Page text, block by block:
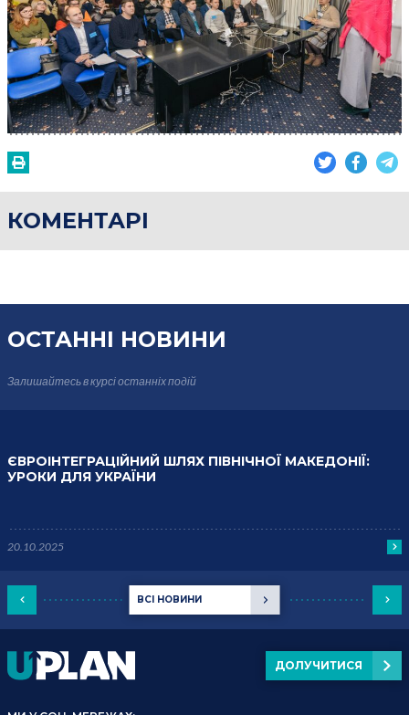
КОМЕНТАРІ
ОСТАННІ НОВИНИ
Залишайтесь в курсіостанніх подій
ВСІ НОВИНИ
ЄВРОІНТЕГРАЦІЙНИЙ ШЛЯХ ПІВНІЧНОЇ МАКЕДОНІЇ:
УРОКИ ДЛЯ УКРАЇНИ
20.10.2025
ДОЛУЧИТИСЯ